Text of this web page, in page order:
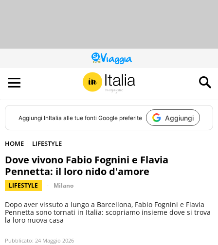
QUESTO
SITO
CONTRIBUISCE
ALL’AUDIENCE
DI
Aggiungi InItalia alle tue fonti Google preferite Aggiungi
HOME LIFESTYLE
Dove vivono Fabio Fognini e Flavia
Pennetta: il loro nido d'amore
LIFESTYLE Milano
Dopo aver vissuto a lungo a Barcellona, Fabio Fognini e Flavia
Pennetta sono tornati in Italia: scopriamo insieme dove si trova
la loro nuova casa
Pubblicato: 24 Maggio 2026